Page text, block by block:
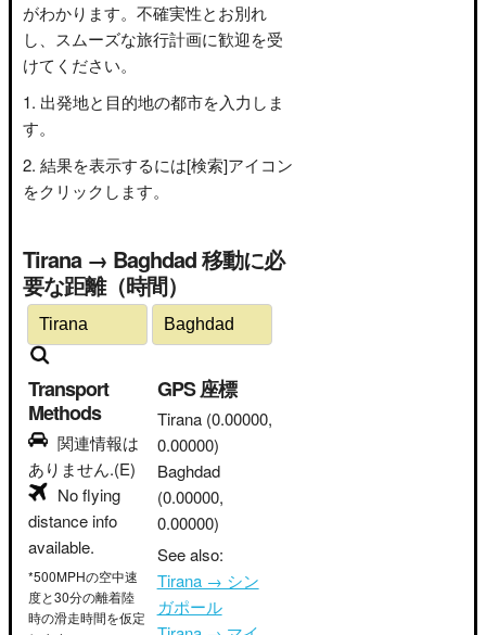
がわかります。不確実性とお別れ
し、スムーズな旅行計画に歓迎を受
けてください。
出発地と目的地の都市を入力しま
す。
結果を表示するには[検索]アイコン
をクリックします。
Tirana → Baghdad 移動に必
要な距離（時間）
Transport
Methods
関連情報は
ありません.(E)
No flying
distance info
available.
*500MPHの空中速
度と30分の離着陸
時の滑走時間を仮定
GPS 座標
Tirana (0.00000,
0.00000)
Baghdad
(0.00000,
0.00000)
See also:
Tirana → シン
ガポール